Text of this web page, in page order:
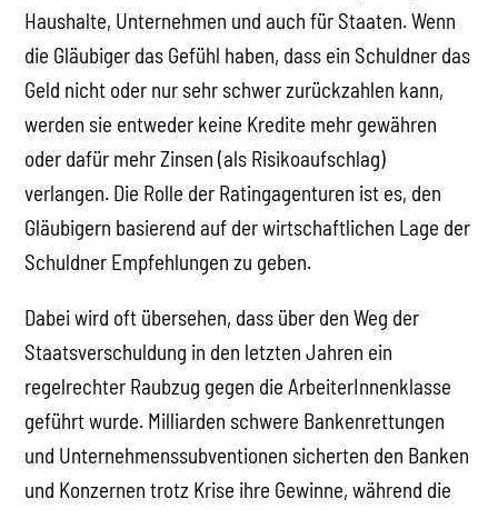
Haushalte, Unternehmen und auch für Staaten. Wenn
die Gläubiger das Gefühl haben, dass ein Schuldner das
Geld nicht oder nur sehr schwer zurückzahlen kann,
werden sie entweder keine Kredite mehr gewähren
oder dafür mehr Zinsen (als Risikoaufschlag)
verlangen. Die Rolle der Ratingagenturen ist es, den
Gläubigern basierend auf der wirtschaftlichen Lage der
Schuldner Empfehlungen zu geben.
Dabei wird oft übersehen, dass über den Weg der
Staatsverschuldung in den letzten Jahren ein
regelrechter Raubzug gegen die ArbeiterInnenklasse
geführt wurde. Milliarden schwere Bankenrettungen
und Unternehmenssubventionen sicherten den Banken
und Konzernen trotz Krise ihre Gewinne, während die